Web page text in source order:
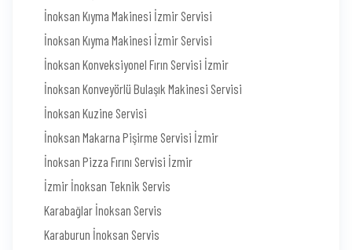
İnoksan Kıyma Makinesi İzmir Servisi
İnoksan Kıyma Makinesi İzmir Servisi
İnoksan Konveksiyonel Fırın Servisi İzmir
İnoksan Konveyörlü Bulaşık Makinesi Servisi
İnoksan Kuzine Servisi
İnoksan Makarna Pişirme Servisi İzmir
İnoksan Pizza Fırını Servisi İzmir
İzmir İnoksan Teknik Servis
Karabağlar İnoksan Servis
Karaburun İnoksan Servis